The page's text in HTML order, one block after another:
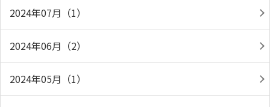
2024年07月（1）
2024年06月（2）
2024年05月（1）